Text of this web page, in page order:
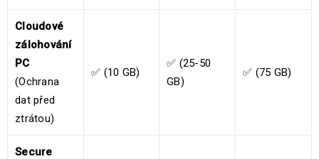
Cloudové
zálohování
PC
(Ochrana
dat před
ztrátou)
✅ (10 GB)
✅ (25-50
GB)
✅ (75 GB)
Secure